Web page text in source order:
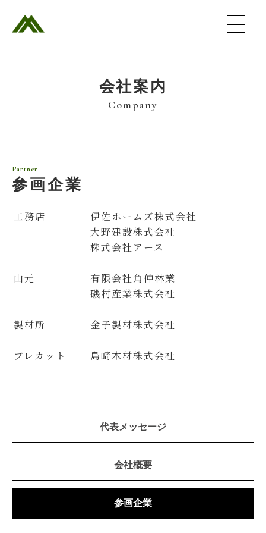
会社案内
Company
Partner
参画企業
工務店
伊佐ホームズ株式会社
大野建設株式会社
株式会社アース
山元
有限会社角仲林業
磯村産業株式会社
製材所 金子製材株式会社
プレカット 島﨑木材株式会社
代表メッセージ
会社概要
参画企業